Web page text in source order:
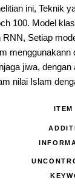
ini, Teknik
100. Model
RNN, Setiap
menggunakann
jiwa,
nilai Islam
ITEM